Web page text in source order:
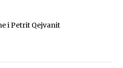
i Petrit Qejvanit